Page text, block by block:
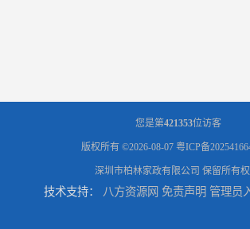
您是第421353位访客
版权所有 ©2026-08-07 粤ICP备
深圳市柏林家政有限公司 保留所有权
技术支持： 八方资源网 免责声明 管理员